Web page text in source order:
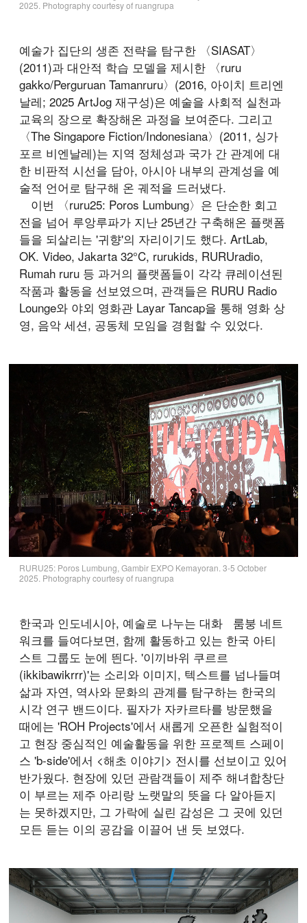
2025. Photography courtesy of ruangrupa
예술가 집단의 생존 전략을 탐구한 〈SIASAT〉
(2011)과 대안적 학습 모델을 제시한 〈ruru
gakko/Perguruan Tamanruru〉(2016, 아이치 트리엔
날레; 2025 ArtJog 재구성)은 예술을 사회적 실천과
교육의 장으로 확장해온 과정을 보여준다. 그리고
〈The Singapore Fiction/Indonesiana〉(2011, 싱가
포르 비엔날레)는 지역 정체성과 국가 간 관계에 대
한 비판적 시선을 담아, 아시아 내부의 관계성을 예
술적 언어로 탐구해 온 궤적을 드러냈다.
이번 〈ruru25: Poros Lumbung〉은 단순한 회고
전을 넘어 루앙루파가 지난 25년간 구축해온 플랫폼
들을 되살리는 '귀향'의 자리이기도 했다. ArtLab,
OK. Video, Jakarta 32°C, rurukids, RURUradio,
Rumah ruru 등 과거의 플랫폼들이 각각 큐레이션된
작품과 활동을 선보였으며, 관객들은 RURU Radio
Lounge와 야외 영화관 Layar Tancap을 통해 영화 상
영, 음악 세션, 공동체 모임을 경험할 수 있었다.
RURU25: Poros Lumbung, Gambir EXPO Kemayoran. 3-5 October
2025. Photography courtesy of ruangrupa
한국과 인도네시아, 예술로 나누는 대화 룸붕 네트
워크를 들여다보면, 함께 활동하고 있는 한국 아티
스트 그룹도 눈에 띈다. '이끼바위 쿠르르
(ikkibawikrrr)'는 소리와 이미지, 텍스트를 넘나들며
삶과 자연, 역사와 문화의 관계를 탐구하는 한국의
시각 연구 밴드이다. 필자가 자카르타를 방문했을
때에는 'ROH Projects'에서 새롭게 오픈한 실험적이
고 현장 중심적인 예술활동을 위한 프로젝트 스페이
스 'b-side'에서 <해초 이야기> 전시를 선보이고 있어
반가웠다. 현장에 있던 관람객들이 제주 해녀합창단
이 부르는 제주 아리랑 노랫말의 뜻을 다 알아듣지
는 못하겠지만, 그 가락에 실린 감성은 그 곳에 있던
모든 듣는 이의 공감을 이끌어 낸 듯 보였다.